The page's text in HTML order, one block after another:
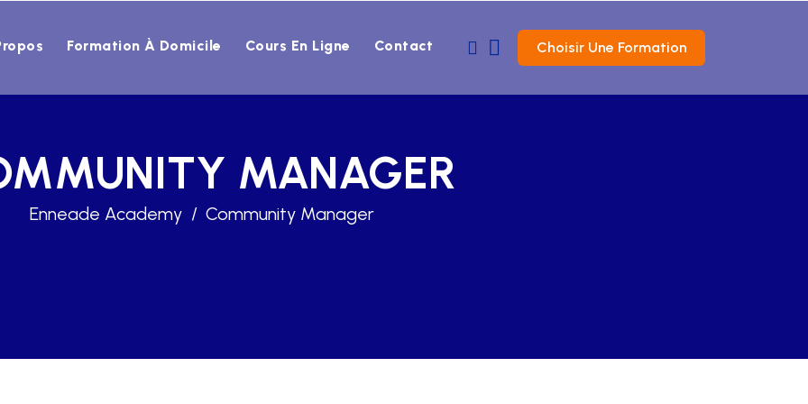
Formation À Domicile Cours En Ligne Contact Choisir Une Formation
MANAGER
Enneade Academy Community Manager